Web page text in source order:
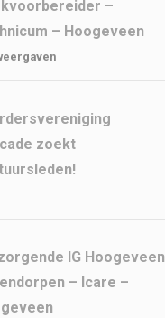
–
– Hoogeveen
zoekt
IG Hoogeveen
– Icare –